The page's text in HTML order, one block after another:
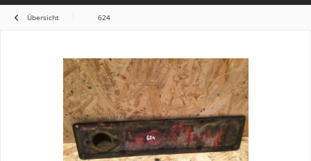
Übersicht 624